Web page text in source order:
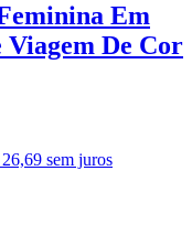
Em
Viagem De Cor
sem juros